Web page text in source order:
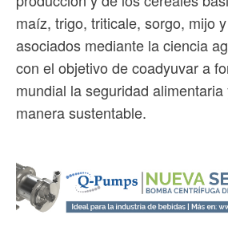
maíz, trigo, triticale, sorgo, mijo
asociados mediante la ciencia
con el objetivo de coadyuvar a
mundial la seguridad
manera sustentable.